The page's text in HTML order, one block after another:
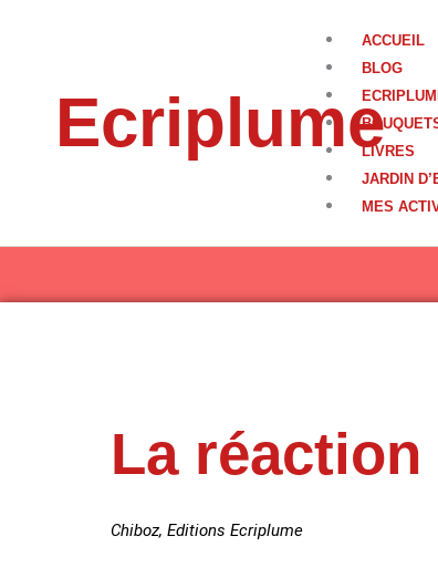
Ecriplume
ACCUEIL
BLOG
LIVRES
JARDIN
MES
La réaction
Chiboz, Editions Ecriplume